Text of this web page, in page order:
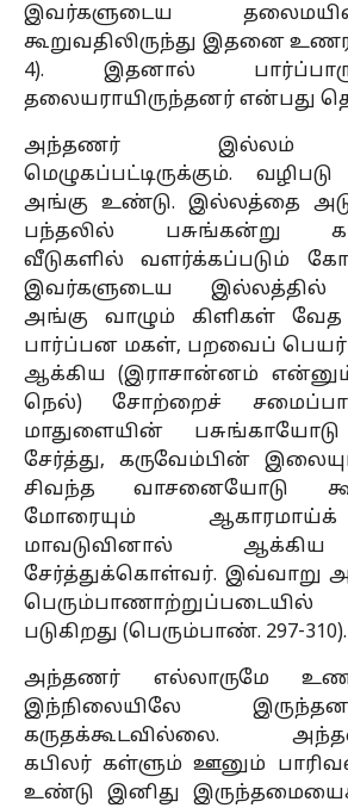
இவர்களுடைய
கூறுவதிலிருந்து இதனை
4). இதனால்
தலையராயிருந்தனர் என்பது
அந்தணர் இல்லம்
மெழுகப்பட்டிருக்கும்.
அங்கு உண்டு. இல்லத்தை
பந்தலில் பசுங்கன்று
வீடுகளில் வளர்க்கப்படும்
இவர்களுடைய இல்லத்தில்
அங்கு வாழும் கிளிகள் வேத
பார்ப்பன மகள், பறவைப்
ஆக்கிய (இராசான்னம்
நெல்) சோற்றைச்
மாதுளையின்
சேர்த்து, கருவேம்பின்
சிவந்த வாசனையோடு
மோரையும்
மாவடுவினால் ஆக்கிய
சேர்த்துக்கொள்வர்.
பெரும்பாணாற்றுப்படையில்
படுகிறது (பெரும்பாண். 297-310).
அந்தணர் எல்லாருமே
இந்நிலையிலே
கருதக்கூடவில்லை.
கபிலர் கள்ளும் ஊனும்
உண்டு இனிது இருந்தமையைச்